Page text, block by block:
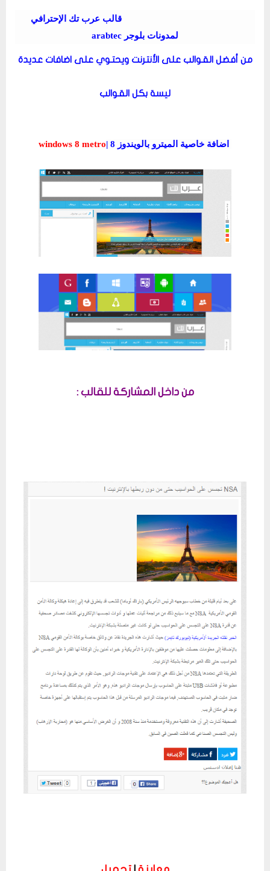
قالب عرب تك الإحترافي
لمدونات بلوجر arabtec
من أفضل القوالب على الأنترنت ويحتوي على اضافات عديدة
ليسة بكل القوالب
اضافة خاصية الميترو بالويندوز 8 | windows 8 metro
من داخل المشاركة للقالب :